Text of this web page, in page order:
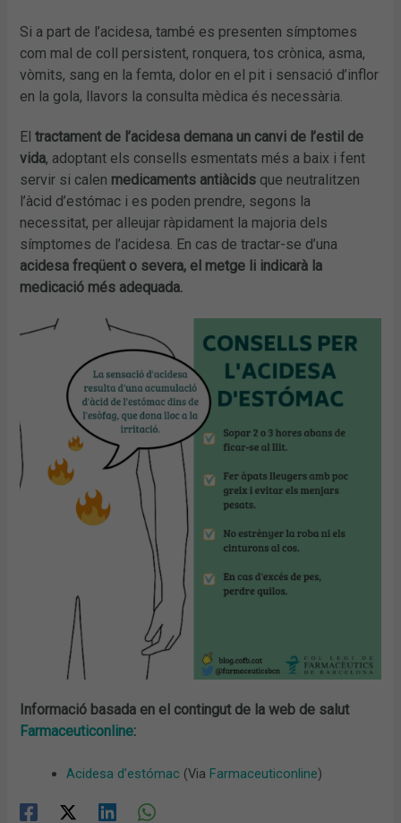
Si a part de l’acidesa, també es presenten símptomes
com mal de coll persistent, ronquera, tos crònica, asma,
vòmits, sang en la femta, dolor en el pit i sensació d’inflor
en la gola, llavors la consulta mèdica és necessària.
El tractament de l’acidesa demana un canvi de l’estil de
vida, adoptant els consells esmentats més a baix i fent
servir si calen medicaments antiàcids que neutralitzen
l’àcid d’estómac i es poden prendre, segons la
necessitat, per alleujar ràpidament la majoria dels
símptomes de l’acidesa. En cas de tractar-se d’una
acidesa freqüent o severa, el metge li indicarà la
medicació més adequada.
Informació basada en el contingut de la web de salut
Farmaceuticonline:
Acidesa d’estómac (ViaFarmaceuticonline)